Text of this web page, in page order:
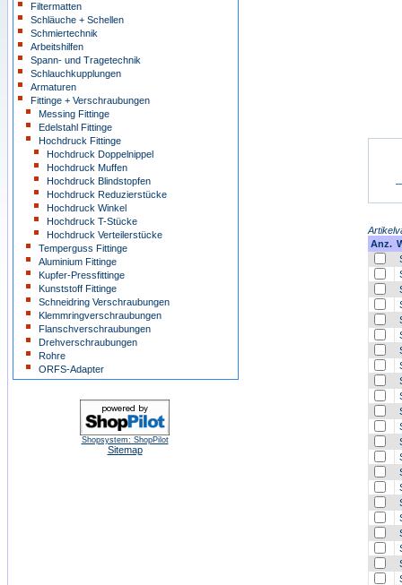
Filtermatten
Schläuche + Schellen
Schmiertechnik
Arbeitshilfen
Spann- und Tragetechnik
Schlauchkupplungen
Armaturen
Fittinge + Verschraubungen
Messing Fittinge
Edelstahl Fittinge
Hochdruck Fittinge
Hochdruck Doppelnippel
Hochdruck Muffen
Hochdruck Blindstopfen
Hochdruck Reduzierstücke
Hochdruck Winkel
Hochdruck T-Stücke
Hochdruck Verteilerstücke
Temperguss Fittinge
Aluminium Fittinge
Kupfer-Pressfittinge
Kunststoff Fittinge
Schneidring Verschraubungen
Klemmringverschraubungen
Flanschverschraubungen
Drehverschraubungen
Rohre
ORFS-Adapter
Shopsystem: ShopPilot
Sitemap
Anz.